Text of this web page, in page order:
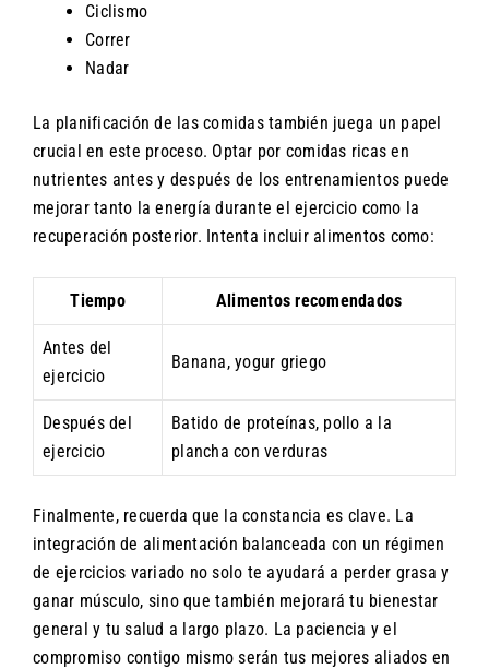
Ciclismo
Correr
Nadar
La planificación de las comidas también juega un papel
crucial en este proceso. Optar por comidas ricas en
nutrientes antes y después de los entrenamientos puede
mejorar tanto la energía durante el ejercicio como la
recuperación posterior. Intenta incluir alimentos como:
Tiempo Alimentos recomendados
Antes del
ejercicio
Banana, yogur griego
Después del
ejercicio
Batido de proteínas, pollo a la
plancha con verduras
Finalmente, recuerda que la constancia es clave. La
integración de alimentación balanceada con un régimen
de ejercicios variado no solo te ayudará a perder grasa y
ganar músculo, sino que también mejorará tu bienestar
general y tu salud a largo plazo. La paciencia y el
compromiso contigo mismo serán tus mejores aliados en